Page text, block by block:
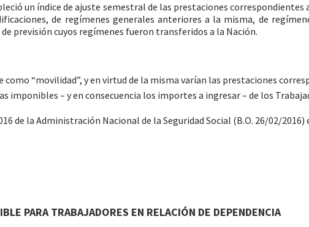
un índice de ajuste semestral de las prestaciones
de regímenes generales anteriores a la misma, de
previsión cuyos regímenes fueron transferidos a la Nación.
“movilidad”, y en virtud de la misma varían las prestaciones
imponibles – y en consecuencia los importes a ingresar – de los
de la Administración Nacional de la Seguridad Social (B.O. 26/02/
PARA TRABAJADORES EN RELACIÓN DE DEPENDENCIA